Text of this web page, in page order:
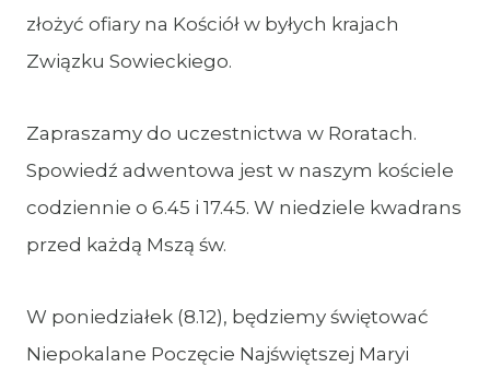
złożyć ofiary na Kościół w byłych krajach
Związku Sowieckiego.
Zapraszamy do uczestnictwa w Roratach.
Spowiedź adwentowa jest w naszym kościele
codziennie o 6.45 i 17.45. W niedziele kwadrans
przed każdą Mszą św.
W poniedziałek (8.12), będziemy świętować
Niepokalane Poczęcie Najświętszej Maryi